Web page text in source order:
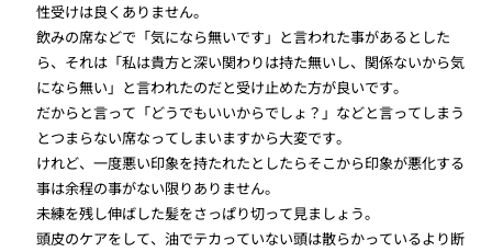
性受けは良くありません。
飲みの席などで「気になら無いです」と言われた事があるとした
ら、それは「私は貴方と深い関わりは持た無いし、関係ないから気
になら無い」と言われたのだと受け止めた方が良いです。
だからと言って「どうでもいいからでしょ？」などと言ってしまう
とつまらない席なってしまいますから大変です。
けれど、一度悪い印象を持たれたとしたらそこから印象が悪化する
事は余程の事がない限りありません。
未練を残し伸ばした髪をさっぱり切って見ましょう。
頭皮のケアをして、油でテカっていない頭は散らかっているより断